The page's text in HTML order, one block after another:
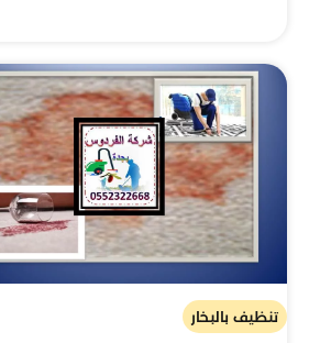
تنظيف بالبخار